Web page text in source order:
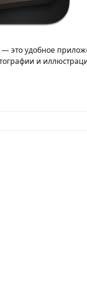
это удобное
и